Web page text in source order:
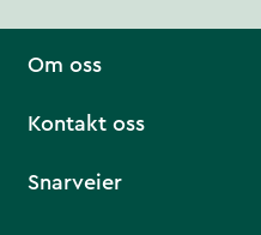
Om oss
Kontakt oss
Snarveier